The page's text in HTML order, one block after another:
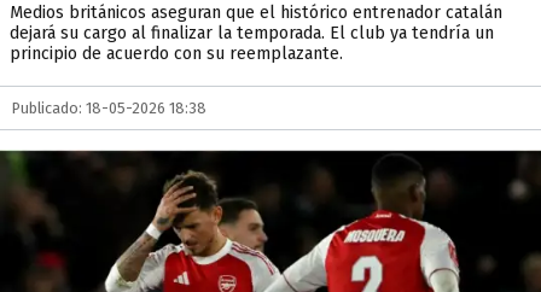
Medios británicos aseguran que el histórico entrenador catalán
dejará su cargo al finalizar la temporada. El club ya tendría un
principio de acuerdo con su reemplazante.
Publicado: 18-05-2026 18:38